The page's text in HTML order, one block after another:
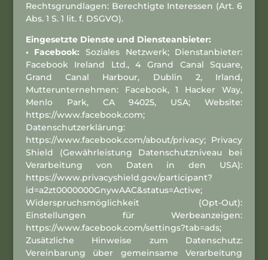
Rechtsgrundlagen: Berechtigte Interessen (Art. 6
Abs. 1 S. 1 lit. f. DSGVO).
Eingesetzte Dienste und Diensteanbieter:
• Facebook:
Soziales Netzwerk; Dienstanbieter:
Facebook Ireland Ltd., 4 Grand Canal Square,
Grand Canal Harbour, Dublin 2, Irland,
Mutterunternehmen: Facebook, 1 Hacker Way,
Menlo Park, CA 94025, USA; Website:
https://www.facebook.com;
Datenschutzerklärung:
https://www.facebook.com/about/privacy; Privacy
Shield (Gewährleistung Datenschutzniveau bei
Verarbeitung von Daten in den USA):
https://www.privacyshield.gov/participant?
id=a2zt0000000GnywAAC&status=Active;
Widerspruchsmöglichkeit (Opt-Out):
Einstellungen für Werbeanzeigen:
https://www.facebook.com/settings?tab=ads;
Zusätzliche Hinweise zum Datenschutz:
Vereinbarung über gemeinsame Verarbeitung